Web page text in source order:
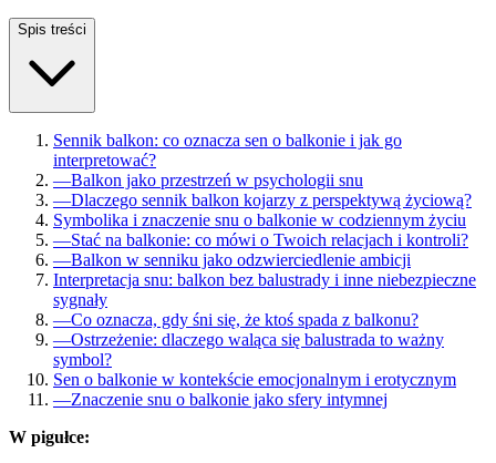
Spis treści
Sennik balkon: co oznacza sen o balkonie i jak go
interpretować?
—Balkon jako przestrzeń w psychologii snu
—Dlaczego sennik balkon kojarzy z perspektywą życiową?
Symbolika i znaczenie snu o balkonie w codziennym życiu
—Stać na balkonie: co mówi o Twoich relacjach i kontroli?
—Balkon w senniku jako odzwierciedlenie ambicji
Interpretacja snu: balkon bez balustrady i inne niebezpieczne
sygnały
—Co oznacza, gdy śni się, że ktoś spada z balkonu?
—Ostrzeżenie: dlaczego waląca się balustrada to ważny
symbol?
Sen o balkonie w kontekście emocjonalnym i erotycznym
—Znaczenie snu o balkonie jako sfery intymnej
W pigułce: